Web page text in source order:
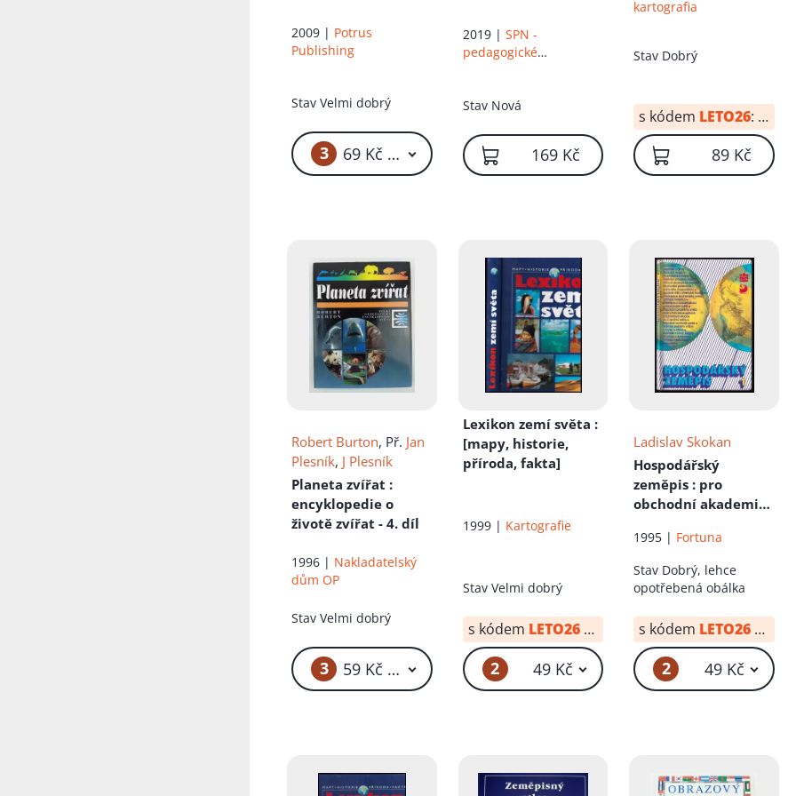
2009 | Potrus
Publishing
StavVelmi dobrý
3 69 Kč – 79 Kč
2019 | SPN -
pedagogické
Stav Nová
169 Kč
kartografia
Stav Dobrý
s kódem LETO26: 62 Kč
89 Kč
Robert Burton, Př. Jan
Plesník, J Plesník
Planeta zvířat :
encyklopedie o
životě zvířat - 4. díl
1996 | Nakladatelský
dům OP
StavVelmi dobrý
3 59 Kč – 69 Kč
Lexikon zemí světa :
[mapy, historie,
příroda, fakta]
1999 | Kartografie
Stav Velmi dobrý
s kódem LETO26 od: 29 Kč
2 49 Kč
Ladislav Skokan
Hospodářský
zeměpis : pro
obchodní akademie
1995 | Fortuna
Stav Dobrý, lehce
opotřebená obálka
s kódem LETO26 od:
2 49 Kč